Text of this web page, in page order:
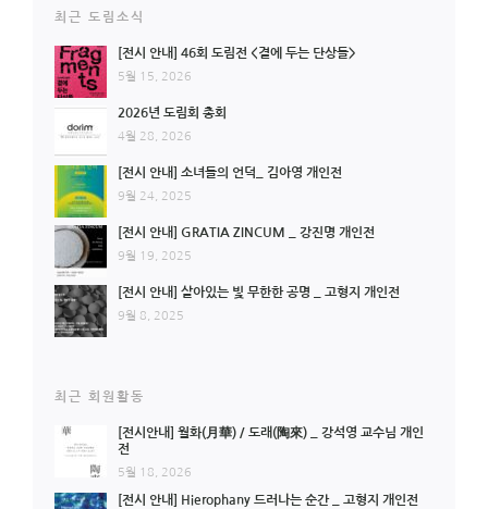
최근 도림소식
[전시 안내] 46회 도림전 <곁에 두는 단상들>
5월 15, 2026
2026년 도림회 총회
4월 28, 2026
[전시 안내] 소녀들의 언덕_ 김아영 개인전
9월 24, 2025
[전시 안내] GRATIA ZINCUM _ 강진명 개인전
9월 19, 2025
[전시 안내] 살아있는 빛 무한한 공명 _ 고형지 개인전
9월 8, 2025
최근 회원활동
[전시안내] 월화(月華) / 도래(陶來) _ 강석영 교수님 개인
전
5월 18, 2026
[전시 안내] Hierophany 드러나는 순간 _ 고형지 개인전